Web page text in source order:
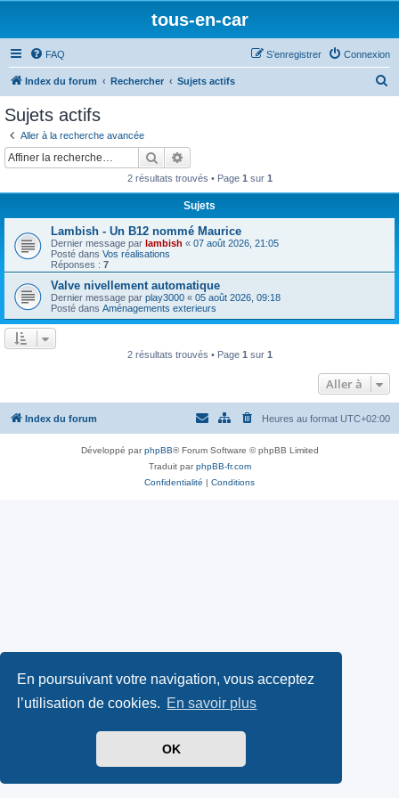
En poursuivant votre navigation, vous acceptez
l’utilisation de cookies. En savoir plus
OK
tous-en-car
FAQ Connexion
S’enregistrer
Index du forum Rechercher Sujets actifs
r
Sujets actifs
Aller à la recherche avancée
Rechercher
2 résultats trouvés • Page 1 sur 1
Sujets
Lambish - Un B12 nommé Maurice
Dernier message par lambish « 07 août 2026, 21:05
Posté dans Vos réalisations
Réponses : 7
Valve nivellement automatique
Dernier message par play3000 « 05 août 2026, 09:18
Posté dans Aménagements exterieurs
2 résultats trouvés • Page 1 sur 1
Aller à
Index du forum Heures au format UTC+02:00
Développé parphpBB® Forum Software © phpBB Limited
Traduit parphpBB-fr.com
Confidentialité | Conditions